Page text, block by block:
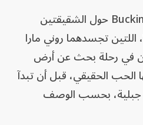
وتدور أحداث Bucking Fastard حول الشقيقتين
تجسدهما روني مارا
في رحلة بحث عن أرض
الحب الحقيقي، قبل أن تبدآ
بحسب الوصف